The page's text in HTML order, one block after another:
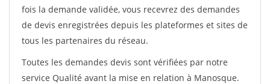
fois la demande validée, vous recevrez des demandes
de devis enregistrées depuis les plateformes et sites de
tous les partenaires du réseau.
Toutes les demandes devis sont vérifiées par notre
service Qualité avant la mise en relation à Manosque.